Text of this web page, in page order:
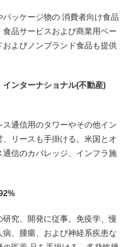
ッケージ物の 消費者向け食品
品サービスおよび商業用ベー
よびノンブランド食品も提供
ンターナショナル(不動産)
通信用のタワーやその他イン
リースも手掛ける。米国とオ
信のカバレッジ、インフラ施
究、開発に従事。免疫学、慢
、腫瘍、および神経系疾患な